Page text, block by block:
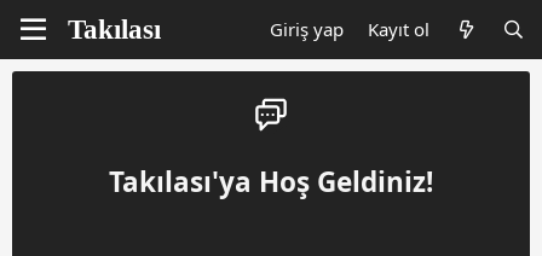
Giriş yap Kayıt ol
Takılası'ya Hoş Geldiniz!